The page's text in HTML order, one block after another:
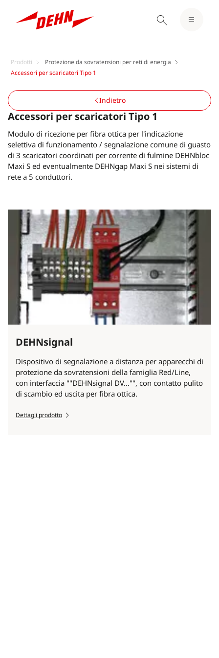
Prodotti
Protezione da sovratensioni per reti di energia
Accessori per scaricatori Tipo 1
Accessori per scaricatori Tipo 1
Modulo di ricezione per fibra ottica per l'indicazione
selettiva di funzionamento / segnalazione comune di guasto
di 3 scaricatori coordinati per corrente di fulmine DEHNbloc
Maxi S ed eventualmente DEHNgap Maxi S nei sistemi di
rete a 5 conduttori.
Indietro
DEHNsignal
Dispositivo di segnalazione a distanza per apparecchi di
protezione da sovratensioni della famiglia Red/Line,
con interfaccia ""DEHNsignal DV..."", con contatto pulito
di scambio ed uscita per fibra ottica.
Dettagli prodotto